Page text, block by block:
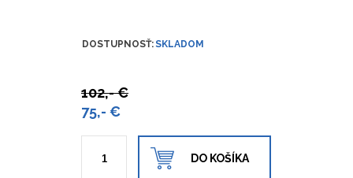
DOSTUPNOSŤ:SKLADOM
102,- €
75,- €
DO KOŠÍKA